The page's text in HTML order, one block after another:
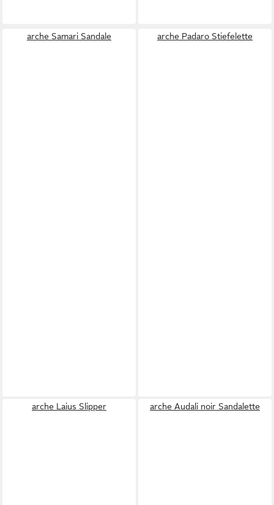
arche Samari Sandale arche Padaro Stiefelette
arche Laius Slipper arche Audali noir Sandalette